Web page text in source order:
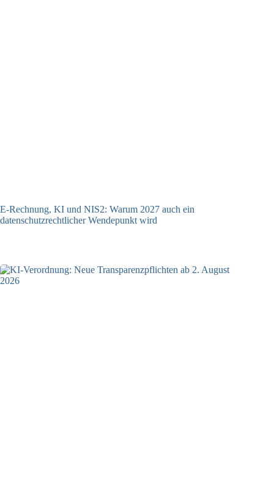
E-Rechnung, KI und NIS2: Warum 2027 auch ein
datenschutzrechtlicher Wendepunkt wird